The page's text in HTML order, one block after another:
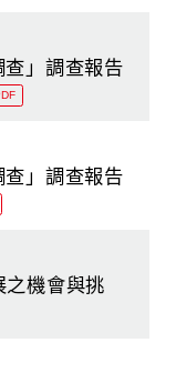
查」調查報告
查」調查報告
之機會與挑